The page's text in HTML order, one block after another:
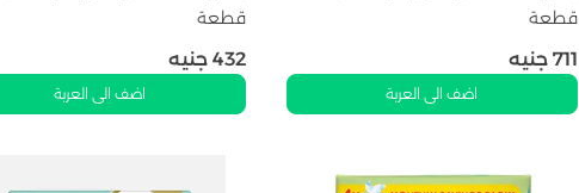
قطعة
711 جنيه
اضف الى العربة
قطعة
432 جنيه
اضف الى العربة